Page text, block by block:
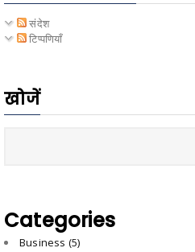
संदेश
टिप्पणियाँ
खोजें
Categories
Business (5)